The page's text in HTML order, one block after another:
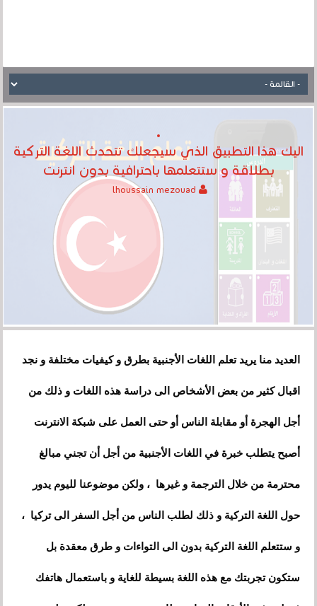
اليك هذا التطبيق الذي سيجعلك تتحدث اللغة التركية
بطلاقة و ستتعلمها باحترافية بدون انترنت
العديد منا يريد تعلم اللغات الأجنبية بطرق و كيفيات مختلفة و نجد
اقبال كثير من بعض الأشخاص الى دراسة هذه اللغات و ذلك من
أجل الهجرة أو مقابلة الناس أو حتى العمل على شبكة الانترنت
أصبح يتطلب خبرة في اللغات الأجنبية من أجل أن تجني مبالغ
محترمة من خلال الترجمة و غيرها ، ولكن موضوعنا لليوم يدور
حول اللغة التركية و ذلك لطلب الناس من أجل السفر الى تركيا ،
و ستتعلم اللغة التركية بدون الى التواءات و طرق معقدة بل
ستكون تجربتك مع هذه اللغة بسيطة للغاية و باستعمال هاتفك